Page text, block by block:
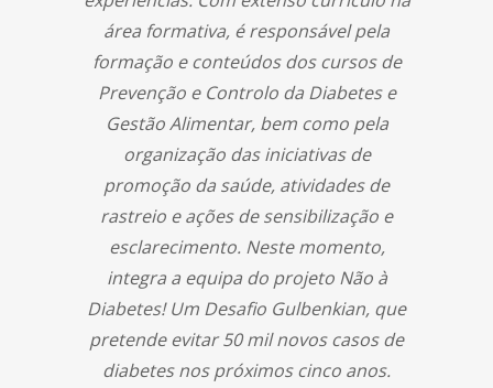
área formativa, é responsável pela
formação e conteúdos dos cursos de
Prevenção e Controlo da Diabetes e
Gestão Alimentar, bem como pela
organização das iniciativas de
promoção da saúde, atividades de
rastreio e ações de sensibilização e
esclarecimento. Neste momento,
integra a equipa do projeto Não à
Diabetes! Um Desafio Gulbenkian, que
pretende evitar 50 mil novos casos de
diabetes nos próximos cinco anos.